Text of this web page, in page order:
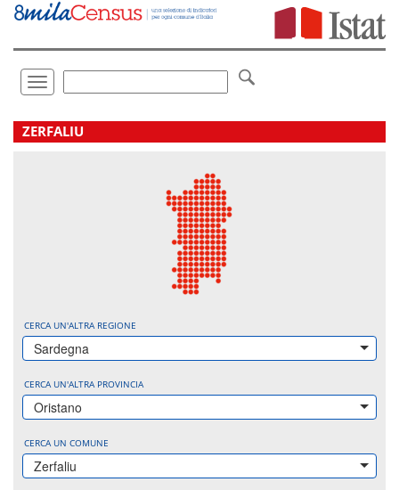
Vai
direttamente
Toggle
navigation
.
ZERFALIU
CERCA UN'ALTRA REGIONE
Sardegna
CERCA UN'ALTRA PROVINCIA
Oristano
CERCA UN COMUNE
Zerfaliu